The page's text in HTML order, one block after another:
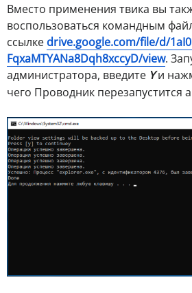
Вместо применения твика вы
воспользоваться командным
ссылке drive.google.com/file/d/
FqxaMTYANa8Dqh8xccyD/view.
администратора, введите Yи
чего Проводник перезапустится